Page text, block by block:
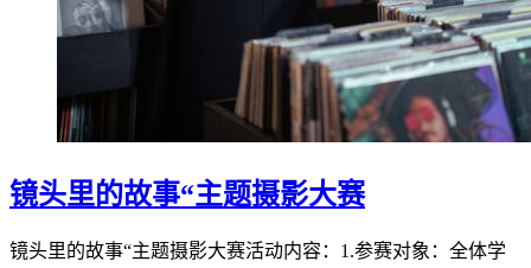
镜头里的故事“主题摄影大赛
镜头里的故事“主题摄影大赛活动内容：1.参赛对象：全体学